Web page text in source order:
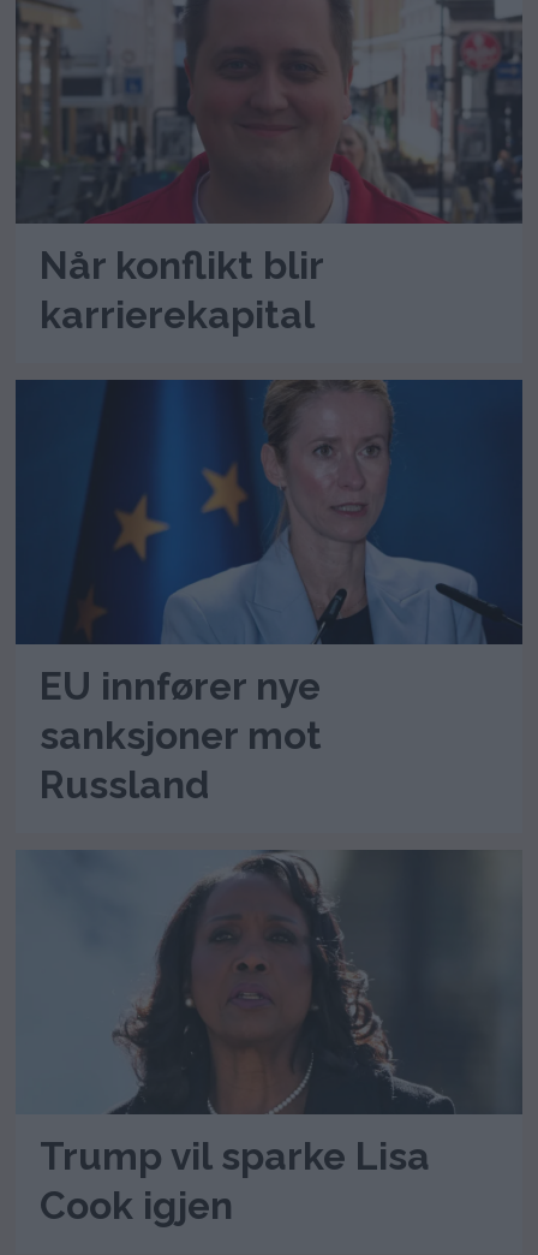
Når konflikt blir
karrierekapital
EU innfører nye
sanksjoner mot
Russland
Trump vil sparke Lisa
Cook igjen